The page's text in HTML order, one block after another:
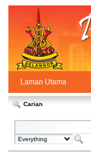
Skip to Content
PPSUKSEL
Laman Utama
Laman Utama
Carian